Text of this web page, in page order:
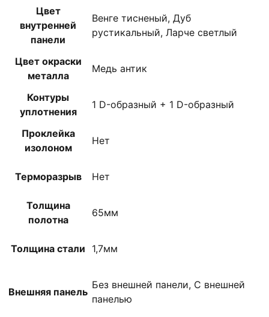
Цвет
внутренней
панели
Венге тисненый, Дуб
рустикальный, Ларче светлый
Цвет окраски
металла
Медь антик
Контуры
уплотнения
1 D-образный + 1 D-образный
Проклейка
изолоном
Нет
Терморазрыв Нет
Толщина
полотна
65мм
Толщина стали 1,7мм
Внешняя панель
Без внешней панели, С внешней
панелью